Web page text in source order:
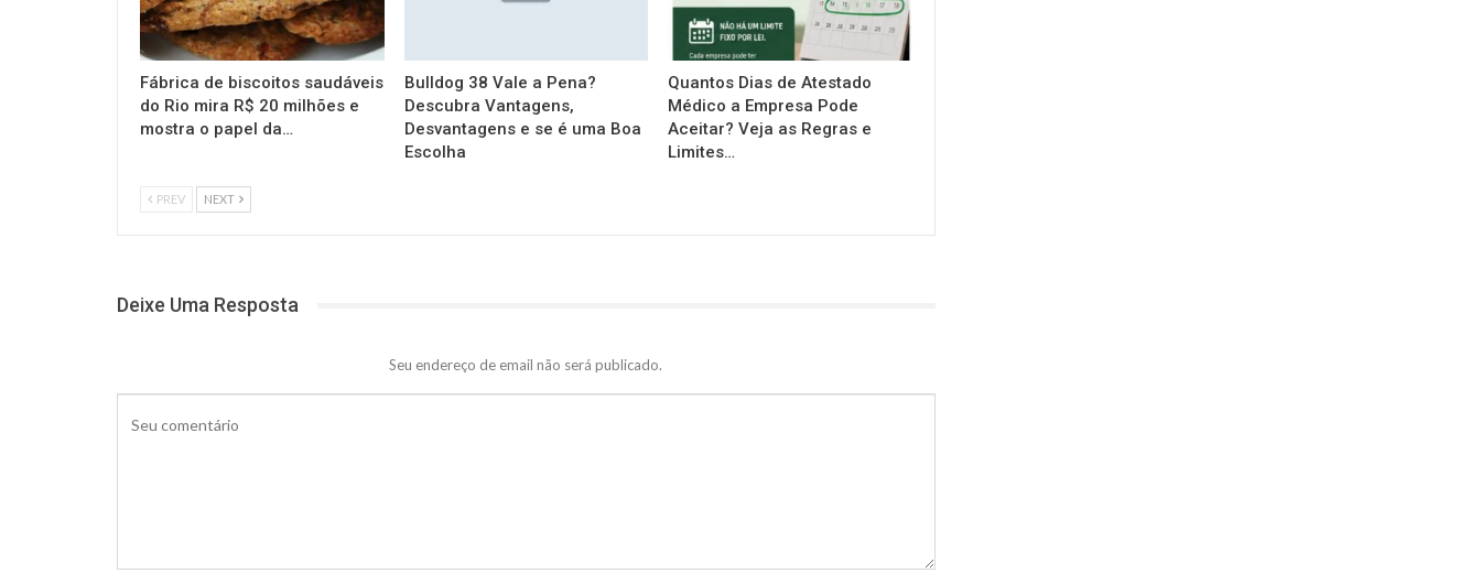
Fábrica de biscoitos saudáveis
do Rio mira R$ 20 milhões e
mostra o papel da…
Bulldog 38 Vale a Pena?
Descubra Vantagens,
Desvantagens e se é uma Boa
Escolha
Quantos Dias de Atestado
Médico a Empresa Pode
Aceitar? Veja as Regras e
Limites…
PREV NEXT
Deixe Uma Resposta
Seu endereço de email não será publicado.